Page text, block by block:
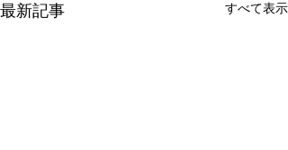
最新記事 すべて表示